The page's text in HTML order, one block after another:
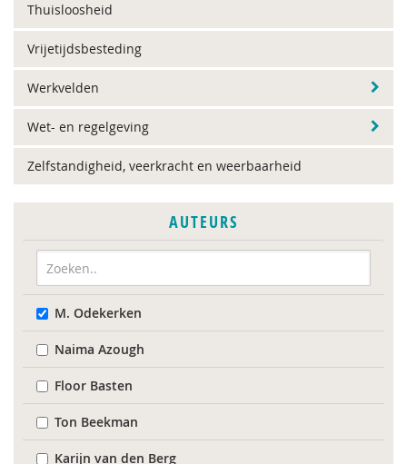
Thuisloosheid
Vrijetijdsbesteding
Werkvelden
Wet- en regelgeving
Zelfstandigheid, veerkracht en weerbaarheid
AUTEURS
M. Odekerken
Naima Azough
Floor Basten
Ton Beekman
Karijn van den Berg